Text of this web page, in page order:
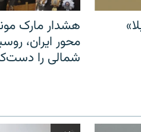
هشدار مارک
محور ایران،
شمالی را